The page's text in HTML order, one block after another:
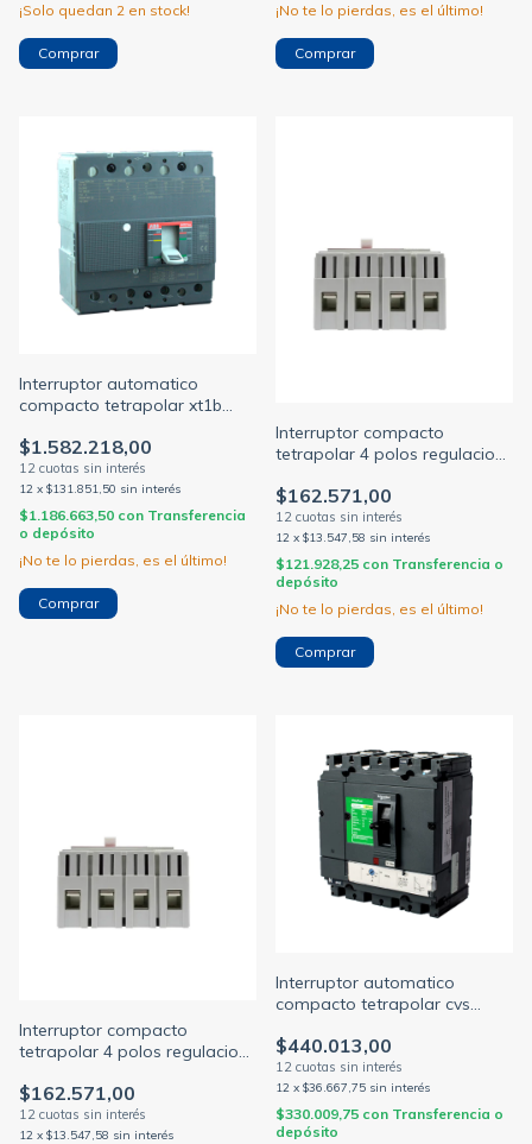
¡Solo quedan 2 en stock!
¡No te lo pierdas, es el último!
Interruptor automatico
compacto tetrapolar xt1b
175-250a (ABB)
$1.582.218,00
12 x $131.851,50 sin interés
$1.186.663,50 con Transferencia
o depósito
¡No te lo pierdas, es el último!
Interruptor compacto
tetrapolar 4 polos regulacion
$162.571,00
12 x $13.547,58 sin interés
$121.928,25 con Transferencia o
depósito
¡No te lo pierdas, es el último!
Interruptor compacto
tetrapolar 4 polos regulacion
$162.571,00
12 x $13.547,58 sin interés
Interruptor automatico
compacto tetrapolar cvs
56-80a (SCHNEIDER M.G)
$440.013,00
12 x $36.667,75 sin interés
$330.009,75 con Transferencia o
depósito